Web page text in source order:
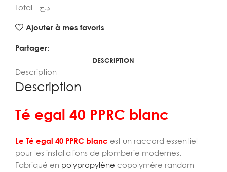
Total --د.ج
Ajouter à mes favoris
Partager:
DESCRIPTION
Description
Description
Té egal 40 PPRC blanc
Le Té egal 40 PPRC blanc est un raccord essentiel
pour les installations de plomberie modernes.
Fabriqué en polypropylène copolymère random